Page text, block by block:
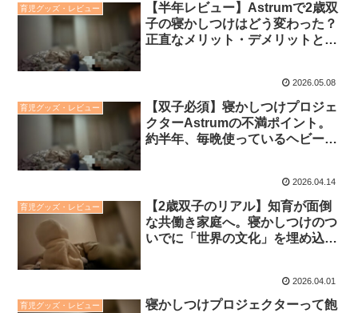
育児グッズ・レビュー
【半年レビュー】Astrumで2歳双
子の寝かしつけはどう変わった？
正直なメリット・デメリットと
2026.05.08
育児グッズ・レビュー
【双子必須】寝かしつけプロジェ
クターAstrumの不満ポイント。
約半年、毎晩使っているヘビーユ
2026.04.14
育児グッズ・レビュー
【2歳双子のリアル】知育が面倒
な共働き家庭へ。寝かしつけのつ
いでに「世界の文化」を埋め込む
2026.04.01
育児グッズ・レビュー
寝かしつけプロジェクターって飽